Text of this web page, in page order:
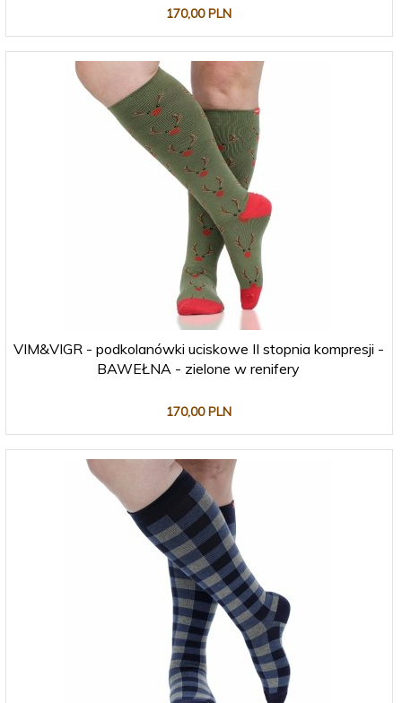
170,00 PLN
VIM&VIGR - podkolanówki uciskowe II stopnia kompresji -
BAWEŁNA - zielone w renifery
170,00 PLN